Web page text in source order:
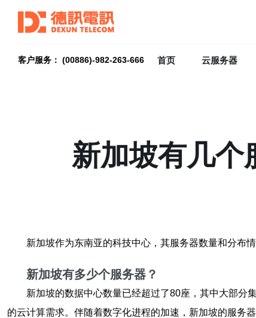
客户服务： (00886)-982-263-666 首页 云服务器
新加坡有几个
新加坡作为东南亚的科技中心，其服务器数量和分布
新加坡有多少个服务器？
新加坡的数据中心数量已经超过了80座，其中大部分
的云计算需求。伴随着数字化进程的加速，新加坡的服务